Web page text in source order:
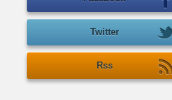
Twitter
Rss